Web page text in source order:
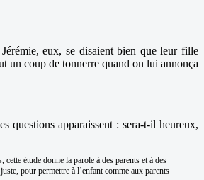
eux, se disaient bien que leur fille
un coup de tonnerre quand on lui annonça
questions apparaissent : sera-t-il heureux,
étude donne la parole à des parents et à des
pour permettre à l’enfant comme aux parents